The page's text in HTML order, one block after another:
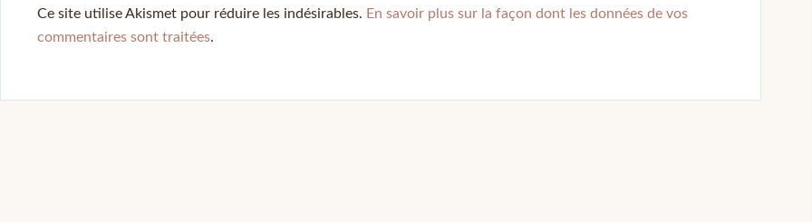
Ce site utilise Akismet pour réduire les indésirables. En savoir plus sur la façon dont les données de vos
commentaires sont traitées.